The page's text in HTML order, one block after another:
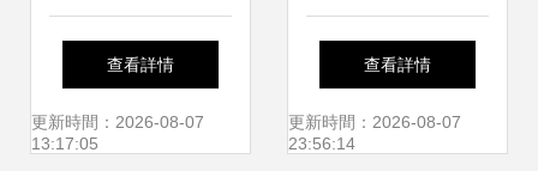
撬動消費新引擎，
賦能餐飲強品牌
查看詳情
更新時間：2026-08-07
13:17:05
管理圖冊 餐飲管理
新范式探索
查看詳情
更新時間：2026-08-07
23:56:14